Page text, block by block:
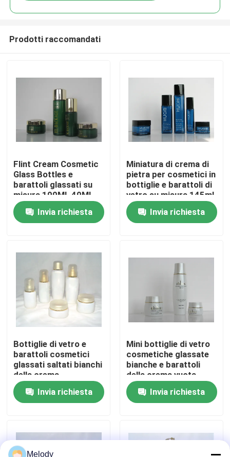
Casa.
Prodotti
Su di noi
Controllo della qualità
Contattaci
Chiedi un preventivo
Bottiglie di vetro vuote
Bottiglie di vetro del profumo
Prodotti raccomandati
Flint Cream Cosmetic
Glass Bottles e
barattoli glassati su
misura 100ML 40ML
Invia richiesta
Miniatura di crema di
pietra per cosmetici in
bottiglie e barattoli di
vetro su misura 145ml
Invia richiesta
Bottiglie di vetro e
barattoli cosmetici
glassati saltati bianchi
della crema
Invia richiesta
Mini bottiglie di vetro
cosmetiche glassate
bianche e barattoli
della crema vuota
50ml
Invia richiesta
Melody